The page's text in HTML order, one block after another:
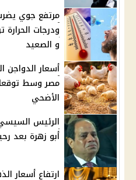
مرتفع جوي
ودرجات
و الصعيد
أسعار الدواجن
مصر وسط
الأضحي
الرئيس
أبو زهرة بعد